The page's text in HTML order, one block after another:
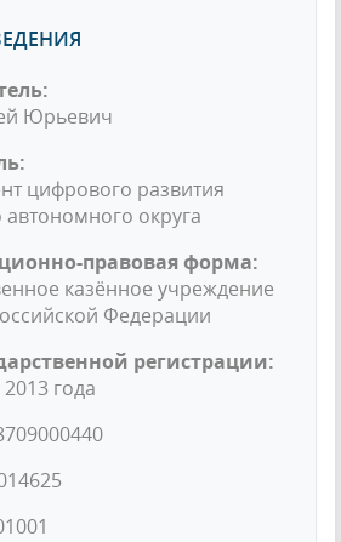
Юрьевич
цифрового развития
автономного округа
правовая форма:
казённое учреждение
Федерации
регистрации:
года